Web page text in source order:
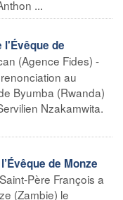
...
l'Évêque de
(Agence Fides) -
au
Byumba (Rwanda)
Nzakamwita.
de Monze
Père François a
(Zambie) le